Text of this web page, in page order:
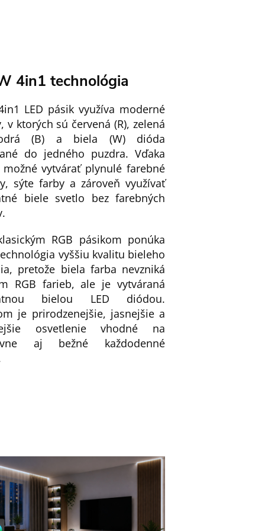
4in1 technológia
LED pásik využíva moderné
v ktorých sú červená (R), zelená
(B) a biela (W) dióda
do jedného puzdra. Vďaka
vytvárať plynulé farebné
sýte farby a zároveň využívať
biele svetlo bez farebných
RGB pásikom ponúka
vyššiu kvalitu bieleho
pretože biela farba nevzniká
RGB farieb, ale je vytváraná
bielou LED diódou.
je prirodzenejšie, jasnejšie a
osvetlenie vhodné na
aj bežné každodenné